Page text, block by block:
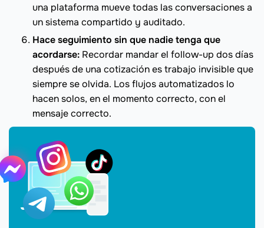
una plataforma mueve todas las conversaciones a
un sistema compartido y auditado.
Hace seguimiento sin que nadie tenga que
acordarse: Recordar mandar el follow-up dos días
después de una cotización es trabajo invisible que
siempre se olvida. Los flujos automatizados lo
hacen solos, en el momento correcto, con el
mensaje correcto.